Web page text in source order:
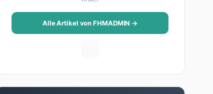
Alle Artikel von FHMADMIN →